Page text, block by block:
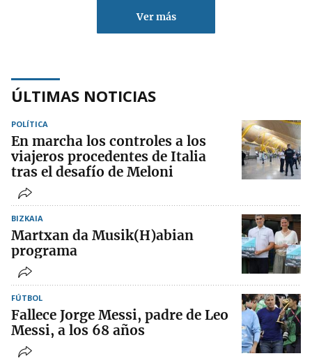
Ver más
ÚLTIMAS NOTICIAS
POLÍTICA
En marcha los controles a los
viajeros procedentes de Italia
tras el desafío de Meloni
BIZKAIA
Martxan da Musik(H)abian
programa
FÚTBOL
Fallece Jorge Messi, padre de Leo
Messi, a los 68 años